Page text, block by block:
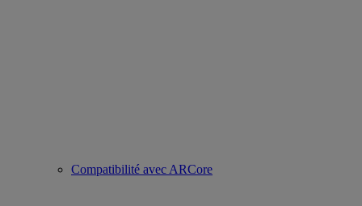
Compatibilité avec ARCore